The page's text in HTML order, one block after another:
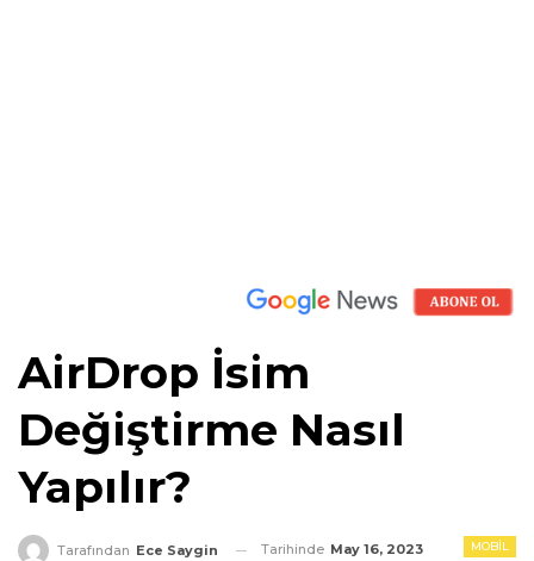
AirDrop İsim
Değiştirme Nasıl
Yapılır?
MOBIL
Tarafından Ece Saygin Tarihinde May 16, 2023